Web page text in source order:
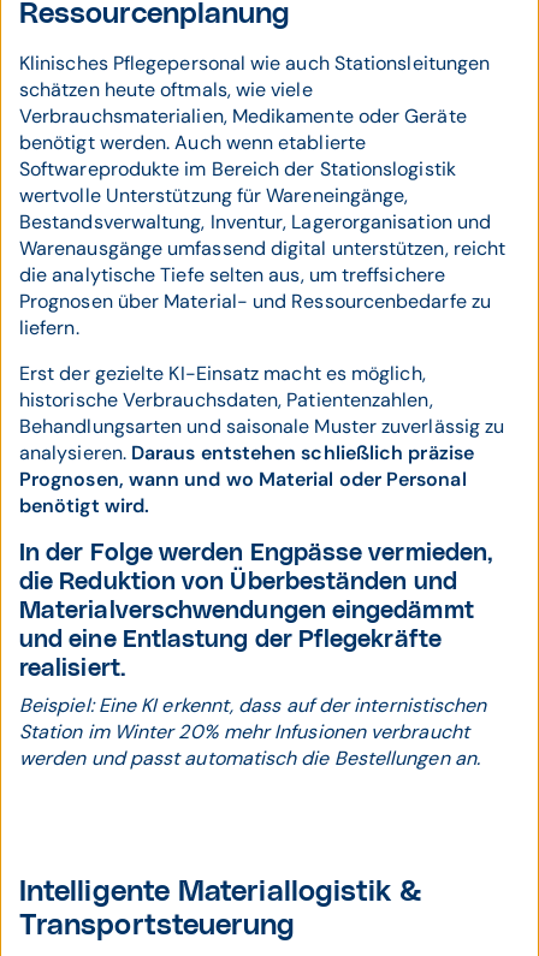
Ressourcenplanung
Klinisches Pflegepersonal wie auch Stationsleitungen
schätzen heute oftmals, wie viele
Verbrauchsmaterialien, Medikamente oder Geräte
benötigt werden. Auch wenn etablierte
Softwareprodukte im Bereich der Stationslogistik
wertvolle Unterstützung für Wareneingänge,
Bestandsverwaltung, Inventur, Lagerorganisation und
Warenausgänge umfassend digital unterstützen, reicht
die analytische Tiefe selten aus, um treffsichere
Prognosen über Material- und Ressourcenbedarfe zu
liefern.
Erst der gezielte KI-Einsatz macht es möglich,
historische Verbrauchsdaten, Patientenzahlen,
Behandlungsarten und saisonale Muster zuverlässig zu
analysieren. Daraus entstehen schließlich präzise
Prognosen, wann und wo Material oder Personal
benötigt wird.
In der Folge werden Engpässe vermieden,
die Reduktion von Überbeständen und
Materialverschwendungen eingedämmt
und eine Entlastung der Pflegekräfte
realisiert.
Beispiel: Eine KI erkennt, dass auf der internistischen
Station im Winter 20% mehr Infusionen verbraucht
werden und passt automatisch die Bestellungen an.
Intelligente Materiallogistik &
Transportsteuerung